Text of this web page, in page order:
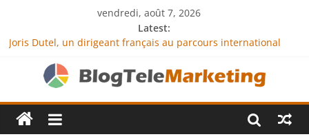
vendredi, août 7, 2026
Latest:
Joris Dutel, un dirigeant français au parcours international
Agria Assurance Animaux : comment l’entreprise se
démarque-t-elle de la concurrence ?
JCA Academy : l’excellence au service de l’indépendance
financière
Denis Bouclon : la diplomatie éducative comme moteur de